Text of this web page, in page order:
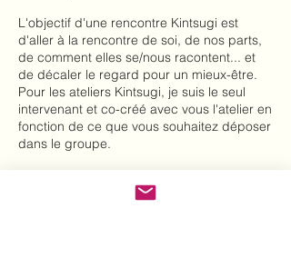
L'objectif d'une rencontre Kintsugi est
d'aller à la rencontre de soi, de nos parts,
de comment elles se/nous racontent... et
de décaler le regard pour un mieux-être.
Pour les ateliers Kintsugi, je suis le seul
intervenant et co-créé avec vous l'atelier en
fonction de ce que vous souhaitez déposer
dans le groupe.